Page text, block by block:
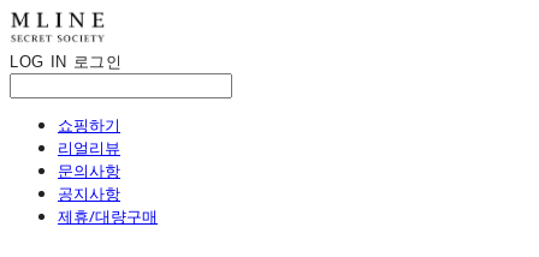
LOG IN 로그인
쇼핑하기
리얼리뷰
문의사항
공지사항
제휴/대량구매